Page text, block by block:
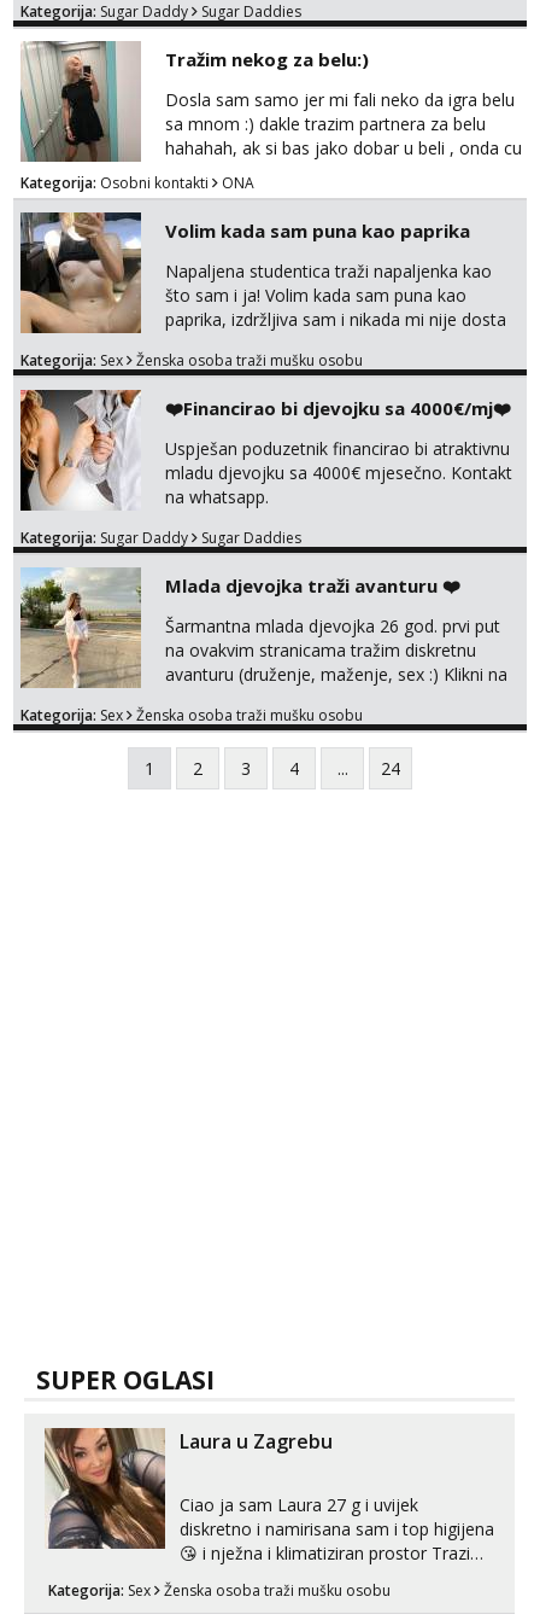
kosu - se dobro ljubiš - si fleksibilna s
dostupna radnim danom (vikendi i noći su za
obitelj) - vodiš brigu o zdravlju i koristiš
zaštitu Ne javljajte se: - debele - frajeri i
paro...
Kategorija: Sugar Daddy Sugar Daddies
Tražim nekog za belu:)
Dosla sam samo jer mi fali neko da igra belu
sa mnom :) dakle trazim partnera za belu
hahahah, ak si bas jako dobar u beli , onda cu
razmislit za dalje Klikni na link ispod i nadji me
tamo, cekam te!
Kategorija: Osobni kontakti ONA
Volim kada sam puna kao paprika
Napaljena studentica traži napaljenka kao
što sam i ja! Volim kada sam puna kao
paprika, izdržljiva sam i nikada mi nije dosta
bilo kad i bilo gdje zato se javi što prije da
tamo, cekam te!
Kategorija: Sex Ženska osoba traži mušku osobu
❤️Financirao bi djevojku sa 4000€/mj❤️
Uspješan poduzetnik financirao bi atraktivnu
mladu djevojku sa 4000€ mjesečno. Kontakt
na whatsapp.
Kategorija: Sugar Daddy Sugar Daddies
Mlada djevojka traži avanturu ❤️
Šarmantna mlada djevojka 26 god. prvi put
na ovakvim stranicama tražim diskretnu
avanturu (druženje, maženje, sex :) Klikni na
Kategorija: Sex Ženska osoba traži mušku osobu
1 2 3 4 ... 24
SUPER OGLASI
Laura u Zagrebu
Ciao ja sam Laura 27 g i uvijek
diskretno i namirisana sam i top higijena
😘 i nježna i klimatiziran prostor Trazim
Pusenje i gutanje sperme Erotsko rublje
Kategorija: Sex Ženska osoba traži mušku osobu